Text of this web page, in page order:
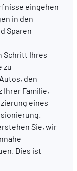
eingehen
in den
Sparen
Schritt Ihres
zu
den
Ihrer Familie,
eines
Sie, wir
Dies ist